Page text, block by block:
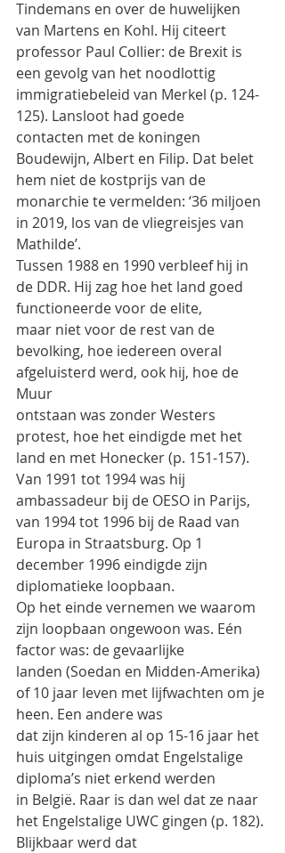
Tindemans en over de huwelijken
van Martens en Kohl. Hij citeert
professor Paul Collier: de Brexit is
een gevolg van het noodlottig
immigratiebeleid van Merkel (p. 124-
125). Lansloot had goede
contacten met de koningen
Boudewijn, Albert en Filip. Dat belet
hem niet de kostprijs van de
monarchie te vermelden: ‘36 miljoen
in 2019, los van de vliegreisjes van
Mathilde’.
Tussen 1988 en 1990 verbleef hij in
de DDR. Hij zag hoe het land goed
functioneerde voor de elite,
maar niet voor de rest van de
bevolking, hoe iedereen overal
afgeluisterd werd, ook hij, hoe de
Muur
ontstaan was zonder Westers
protest, hoe het eindigde met het
land en met Honecker (p. 151-157).
Van 1991 tot 1994 was hij
ambassadeur bij de OESO in Parijs,
van 1994 tot 1996 bij de Raad van
Europa in Straatsburg. Op 1
december 1996 eindigde zijn
diplomatieke loopbaan.
Op het einde vernemen we waarom
zijn loopbaan ongewoon was. Eén
factor was: de gevaarlijke
landen (Soedan en Midden-Amerika)
of 10 jaar leven met lijfwachten om je
heen. Een andere was
dat zijn kinderen al op 15-16 jaar het
huis uitgingen omdat Engelstalige
diploma’s niet erkend werden
in België. Raar is dan wel dat ze naar
het Engelstalige UWC gingen (p. 182).
Blijkbaar werd dat